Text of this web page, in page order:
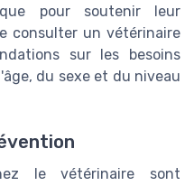
pour soutenir leur
consulter un vétérinaire
sur les besoins
du sexe et du niveau
le vétérinaire sont